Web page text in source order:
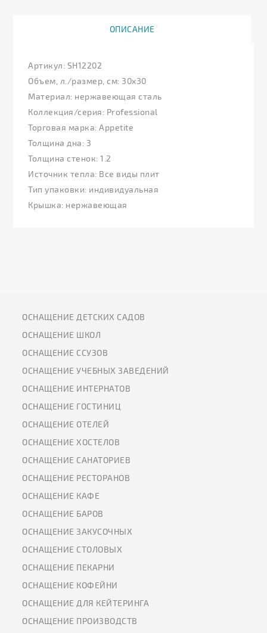
ОПИСАНИЕ
Артикул: SH12202
Объем, л./размер, см: 30х30
Материал: нержавеющая сталь
Коллекция/серия: Professional
Торговая марка: Appetite
Толщина дна: 3
Толщина стенок: 1.2
Источник тепла: Все виды плит
Тип упаковки: индивидуальная
Крышка: нержавеющая
ОСНАЩЕНИЕ ДЕТСКИХ САДОВ
ОСНАЩЕНИЕ ШКОЛ
ОСНАЩЕНИЕ ССУЗОВ
ОСНАЩЕНИЕ УЧЕБНЫХ ЗАВЕДЕНИЙ
ОСНАЩЕНИЕ ИНТЕРНАТОВ
ОСНАЩЕНИЕ ГОСТИНИЦ
ОСНАЩЕНИЕ ОТЕЛЕЙ
ОСНАЩЕНИЕ ХОСТЕЛОВ
ОСНАЩЕНИЕ САНАТОРИЕВ
ОСНАЩЕНИЕ РЕСТОРАНОВ
ОСНАЩЕНИЕ КАФЕ
ОСНАЩЕНИЕ БАРОВ
ОСНАЩЕНИЕ ЗАКУСОЧНЫХ
ОСНАЩЕНИЕ СТОЛОВЫХ
ОСНАЩЕНИЕ ПЕКАРНИ
ОСНАЩЕНИЕ КОФЕЙНИ
ОСНАЩЕНИЕ ДЛЯ КЕЙТЕРИНГА
ОСНАЩЕНИЕ ПРОИЗВОДСТВ